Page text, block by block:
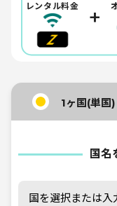
レンタル料金
+
1ヶ国(単国)
国名
国を選択または入